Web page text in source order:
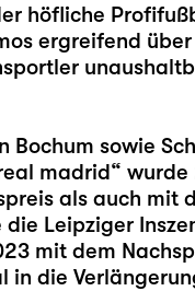
höfliche
ergreifend
sowie
madrid“
als auch mit
Leipziger
mit dem
in die